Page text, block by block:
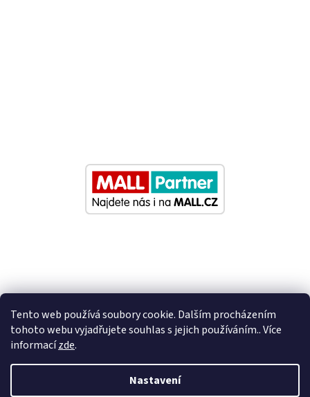
Tento web používá soubory cookie. Dalším procházením
tohoto webu vyjadřujete souhlas s jejich používáním.. Více
informacízde.
Nastavení
Nastavil tým EshopyUmíme.cz